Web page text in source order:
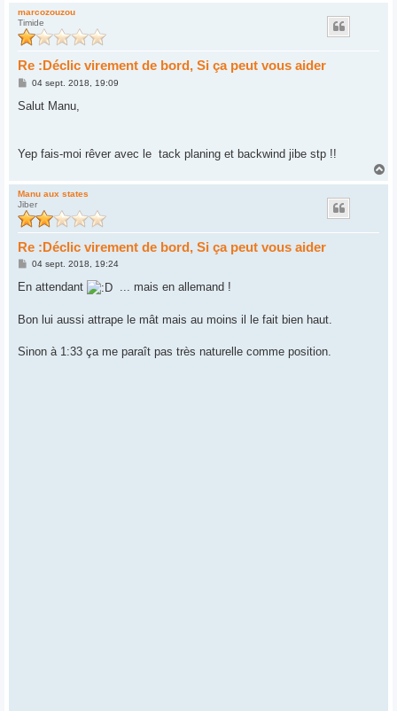
marcozouzou
Timide
Re :Déclic virement de bord, Si ça peut vous aider
M
s
04 sept. 2018, 19:09
Salut Manu,
Yep fais-moi rêver avec le tack planing et backwind jibe stp !!
Manu aux states
Jiber
Re :Déclic virement de bord, Si ça peut vous aider
M
s
g
e
04 sept. 2018, 19:24
En attendant ... mais en allemand !
Bon lui aussi attrape le mât mais au moins il le fait bien haut.
Sinon à 1:33 ça me paraît pas très naturelle comme position.